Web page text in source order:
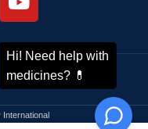
Shipping System:
International